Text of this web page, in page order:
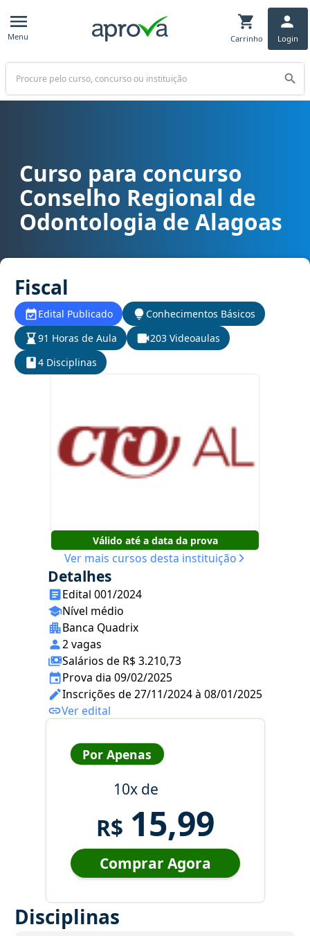
Menu Carrinho Login
Buscar
Curso para concurso CRO AL - Conselho Regional de Odontologia
Curso para concurso
Conselho Regional de
Odontologia de Alagoas
Fiscal
Edital Publicado
Conhecimentos Básicos
91 Horas de Aula
203 Videoaulas
4 Disciplinas
Válido até a data da prova
Ver mais cursos desta instituição
Detalhes
Edital 001/2024
Nível médio
Banca Quadrix
2 vagas
Salários de R$ 3.210,73
Prova dia 09/02/2025
Inscrições de 27/11/2024 à 08/01/2025
Ver edital
Por Apenas
10x de
R$ 15,99
Comprar Agora
Disciplinas